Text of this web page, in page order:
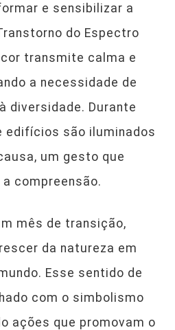
e sensibilizar a
do Espectro
transmite calma e
a necessidade de
diversidade. Durante
edifícios são iluminados
um gesto que
compreensão.
mês de transição,
da natureza em
Esse sentido de
com o simbolismo
ações que promovam o